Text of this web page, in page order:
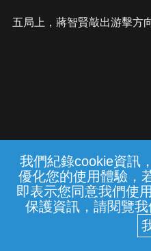
我們紀錄cookie資訊
優化您的使用體驗，
即表示您同意我們使
保護資訊，請閱覽我
五局上，蔣智賢敲出游擊方
常見問題 線上客服
中華電信股份有
(統一編號：